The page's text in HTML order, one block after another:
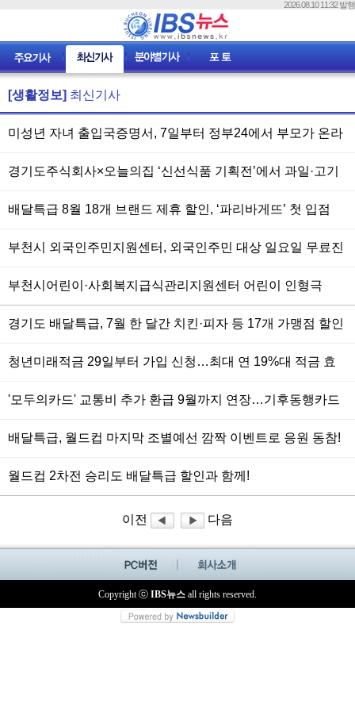
2026.08.10 11:32 발행
[생활정보] 최신기사
미성년 자녀 출입국증명서, 7일부터 정부24에서 부모가 온라
경기도주식회사×오늘의집 ‘신선식품 기획전’에서 과일·고기
배달특급 8월 18개 브랜드 제휴 할인, ‘파리바게뜨’ 첫 입점
부천시 외국인주민지원센터, 외국인주민 대상 일요일 무료진
부천시어린이·사회복지급식관리지원센터 어린이 인형극
경기도 배달특급, 7월 한 달간 치킨·피자 등 17개 가맹점 할인
청년미래적금 29일부터 가입 신청…최대 연 19%대 적금 효
'모두의카드' 교통비 추가 환급 9월까지 연장…기후동행카드
배달특급, 월드컵 마지막 조별예선 깜짝 이벤트로 응원 동참!
월드컵 2차전 승리도 배달특급 할인과 함께!
이전 다음
Copyright ⓒ IBS뉴스 all rights reserved.